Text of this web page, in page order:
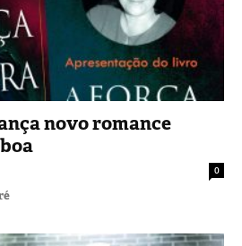
novo romance
0